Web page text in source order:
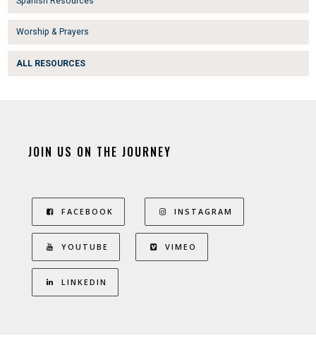
Worship & Prayers
ALL RESOURCES
JOIN US ON THE JOURNEY
FACEBOOK INSTAGRAM
YOUTUBE VIMEO
LINKEDIN